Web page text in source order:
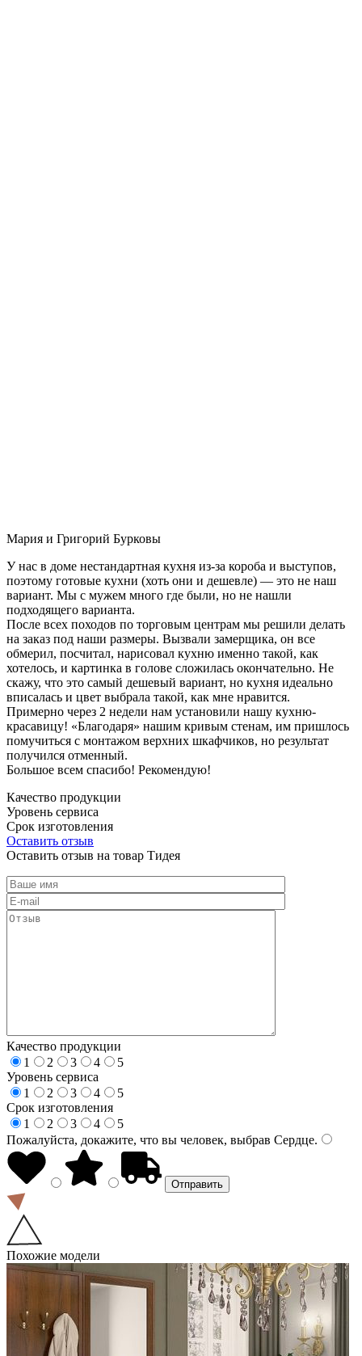
Мария и Григорий Бурковы
У нас в доме нестандартная кухня из-за короба и выступов,
поэтому готовые кухни (хоть они и дешевле) — это не наш
вариант. Мы с мужем много где были, но не нашли
подходящего варианта.
После всех походов по торговым центрам мы решили делать
на заказ под наши размеры. Вызвали замерщика, он все
обмерил, посчитал, нарисовал кухню именно такой, как
хотелось, и картинка в голове сложилась окончательно. Не
скажу, что это самый дешевый вариант, но кухня идеально
вписалась и цвет выбрала такой, как мне нравится.
Примерно через 2 недели нам установили нашу кухню-
красавицу! «Благодаря» нашим кривым стенам, им пришлось
помучиться с монтажом верхних шкафчиков, но результат
получился отменный.
Большое всем спасибо! Рекомендую!
Качество продукции
Уровень сервиса
Срок изготовления
Оставить отзыв
Оставить отзыв на товар Тидея
Качество продукции
1
2 3 4
5
Уровень сервиса
1
2 3 4
5
Срок изготовления
1
2 3 4
5
Пожалуйста, докажите, что вы человек, выбрав Сердце.
Похожие модели